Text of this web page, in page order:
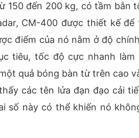
150 đến 200 kg, có tầm bắn
CM-400 được thiết kế
điểm của nó nằm ở độ
tiêu, tốc độ cực nhanh
quả bóng bàn từ trên cao
các tên lửa đạn đạo cải
số này có thể khiến nó